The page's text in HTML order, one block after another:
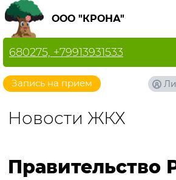
ООО "КРОНА"
Запись на прием
680275, +79913931533
Новости ЖКХ
Правительство